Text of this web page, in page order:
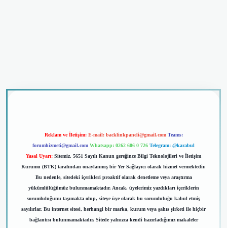
Reklam ve İletişim: E-mail: backlinkpaneli@gmail.com Teams:
forumhizmeti@gmail.com Whatsapp: 0262 606 0 726 Telegram: @karabul
Yasal Uyarı: Sitemiz, 5651 Sayılı Kanun gereğince Bilgi Teknolojileri ve İletişim
Kurumu (BTK) tarafından onaylanmış bir Yer Sağlayıcı olarak hizmet vermektedir.
Bu nedenle, sitedeki içerikleri proaktif olarak denetleme veya araştırma
yükümlülüğümüz bulunmamaktadır. Ancak, üyelerimiz yazdıkları içeriklerin
sorumluluğunu taşımakta olup, siteye üye olarak bu sorumluluğu kabul etmiş
sayılırlar. Bu internet sitesi, herhangi bir marka, kurum veya şahıs şirketi ile hiçbir
bağlantısı bulunmamaktadır. Sitede yalnızca kendi hazırladığımız makaleler